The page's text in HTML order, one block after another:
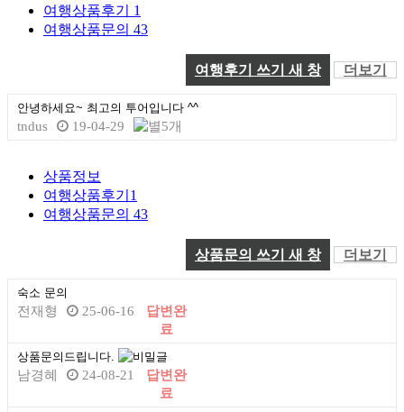
여행상품후기 1
여행상품문의 43
여행후기 쓰기 새 창 더보기
안녕하세요~ 최고의 투어입니다 ^^
tndus 19-04-29
상품정보
여행상품후기 1
여행상품문의 43
상품문의 쓰기 새 창 더보기
숙소 문의
전재형 25-06-16
답변완
료
상품문의드립니다.
남경혜 24-08-21
답변완
료